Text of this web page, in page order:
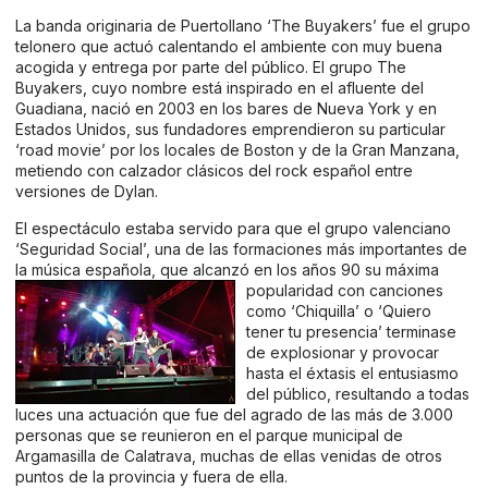
La banda originaria de Puertollano ‘The Buyakers’ fue el grupo
telonero que actuó calentando el ambiente con muy buena
acogida y entrega por parte del público. El grupo The
Buyakers, cuyo nombre está inspirado en el afluente del
Guadiana, nació en 2003 en los bares de Nueva York y en
Estados Unidos, sus fundadores emprendieron su particular
‘road movie’ por los locales de Boston y de la Gran Manzana,
metiendo con calzador clásicos del rock español entre
versiones de Dylan.
El espectáculo estaba servido para que el grupo valenciano
‘Seguridad Social’, una de las formaciones más importantes de
la música española, que alcanzó en los años 90 su máxima
popularidad con canciones
como ‘Chiquilla’ o ‘Quiero
tener tu presencia’ terminase
de explosionar y provocar
hasta el éxtasis el entusiasmo
del público, resultando a todas
luces una actuación que fue del agrado de las más de 3.000
personas que se reunieron en el parque municipal de
Argamasilla de Calatrava, muchas de ellas venidas de otros
puntos de la provincia y fuera de ella.